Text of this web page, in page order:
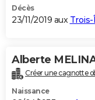
Décès
23/11/2019 aux
Alberte
Créer une cagnotte
Naissance